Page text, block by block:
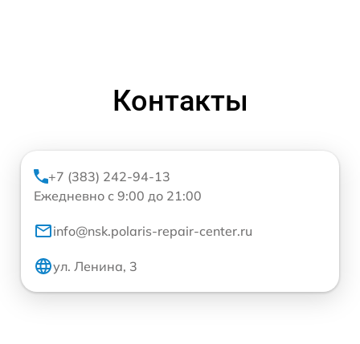
Контакты
+7 (383) 242-94-13
Ежедневно с 9:00 до 21:00
info@nsk.polaris-repair-center.ru
ул. Ленина, 3